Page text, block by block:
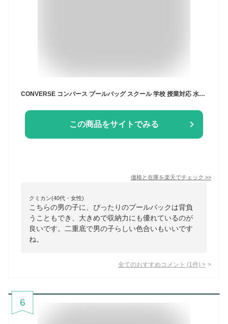
CONVERSE コンバース プールバッグ スクール 学校 授業対応 水泳 授業 ジュニア キッズ 小学生 中学生 高校生 高学年 男の子 指定 対応 メッシュ 軽量 大容量 大きめ リュック ナップサック 背負える 夏 体育 プール おしゃれ かっこいい 送料無料 ボンサック 2重底 225101
この商品をサイトでみる
価格と在庫を楽天でチェック >>
クミカン(40代・女性)
こちらの男の子に、ぴったりのプールバックは背負
うこともでき、大きめで収納力にも優れているのが
良いです。二重底で男の子らしい色合いもいいです
ね。
全てのおすすめコメント (1 件) >
6